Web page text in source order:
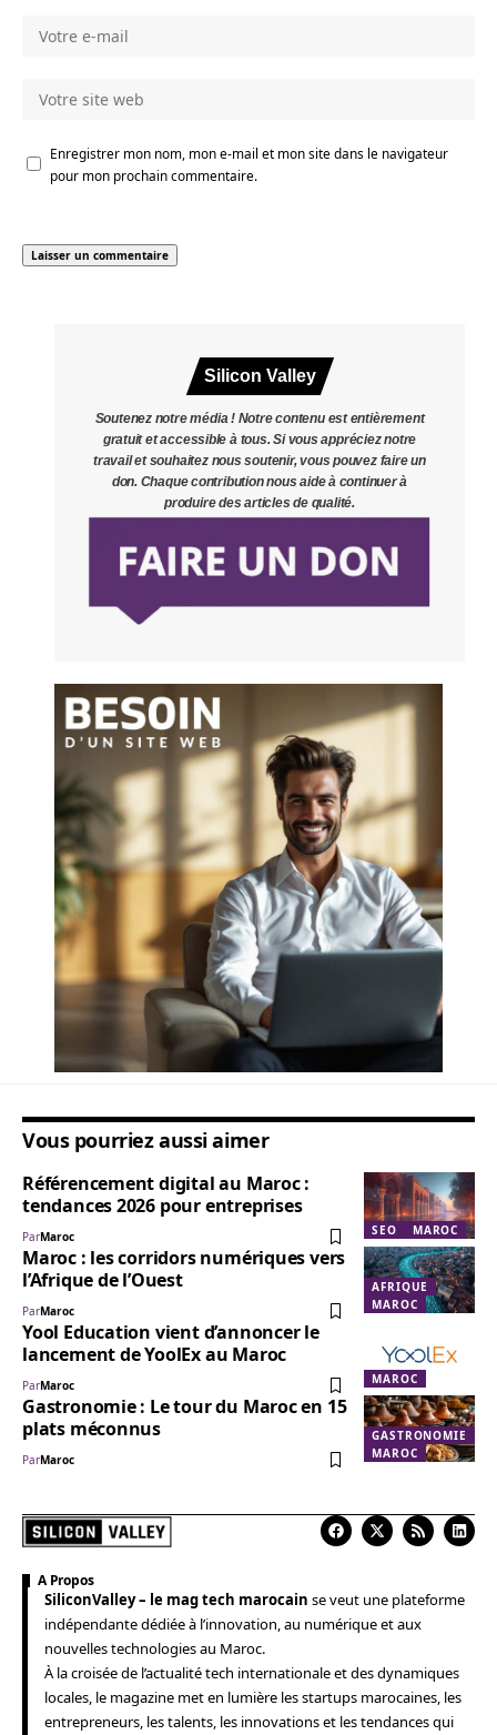
Enregistrer mon nom, mon e-mail et mon site dans le navigateur
pour mon prochain commentaire.
Silicon Valley
Soutenez notre média ! Notre contenu est entièrement
gratuit et accessible à tous. Si vous appréciez notre
travail et souhaitez nous soutenir, vous pouvez faire un
don. Chaque contribution nous aide à continuer à
produire des articles de qualité.
Vous pourriez aussi aimer
SEO MAROC
Référencement digital au Maroc :
tendances 2026 pour entreprises
ParMaroc
AFRIQUE
MAROC
Maroc : les corridors numériques vers
l’Afrique de l’Ouest
ParMaroc
MAROC
Yool Education vient d’annoncer le
lancement de YoolEx au Maroc
ParMaroc
GASTRONOMIE
MAROC
Gastronomie : Le tour du Maroc en 15
plats méconnus
ParMaroc
A Propos
SiliconValley – le mag tech marocain se veut une plateforme
indépendante dédiée à l’innovation, au numérique et aux
nouvelles technologies au Maroc.
À la croisée de l’actualité tech internationale et des dynamiques
locales, le magazine met en lumière les startups marocaines, les
entrepreneurs, les talents, les innovations et les tendances qui